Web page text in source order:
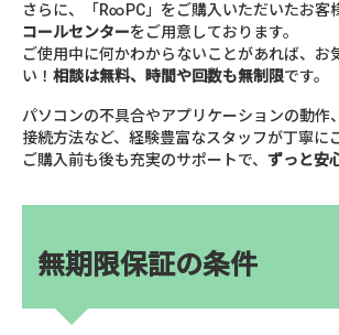
さらに、「R∞PC」をご購入いただいたお客
コールセンターをご用意しております。
ご使用中に何かわからないことがあれば、お
い！ 相談は無料、時間や回数も無制限です。
パソコンの不具合やアプリケーションの動作
接続方法など、経験豊富なスタッフが丁寧に
ご購入前も後も充実のサポートで、 ずっと安
無期限保証の条件